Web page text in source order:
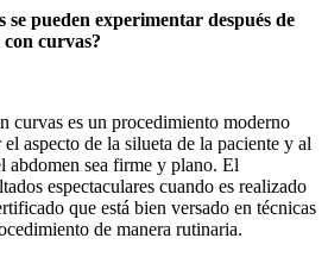
se pueden experimentar después de
curvas?
curvas es un procedimiento moderno
aspecto de la silueta de la paciente y al
abdomen sea firme y plano. El
espectaculares cuando es realizado
que está bien versado en técnicas
de manera rutinaria.